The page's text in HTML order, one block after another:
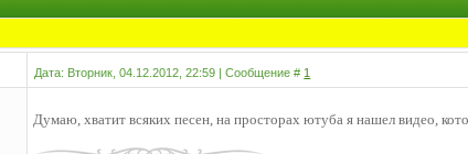
Дата: Вторник, 04.12.2012, 22:59 | Сообщение # 1
Думаю, хватит всяких песен, на просторах ютуба я нашел видео,